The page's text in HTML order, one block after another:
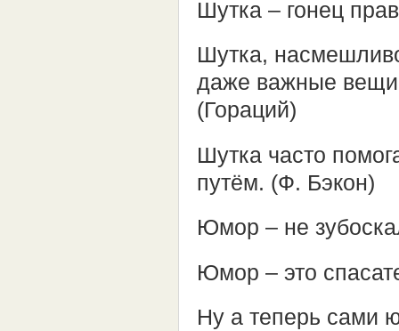
Шутка – гонец
Шутка,
даже важные вещи,
(Гораций)
Шутка часто
путём. (Ф. Бэкон)
Юмор – не
Юмор – это
Ну а теперь сами